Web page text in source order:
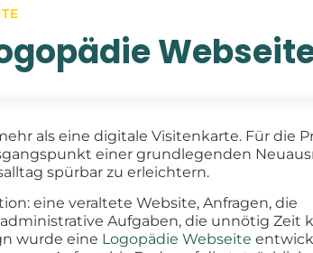
als eine digitale Visitenkarte. Für die
einer grundlegenden
spürbar zu erleichtern.
eine veraltete Website, Anfragen, die
Aufgaben, die unnötig Zeit
wurde eine Logopädie Webseite